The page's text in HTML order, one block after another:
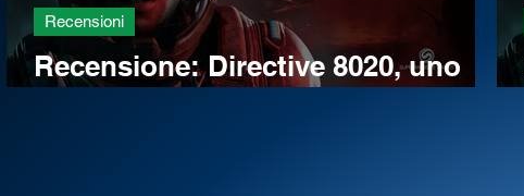
Recensione: Directive 8020, uno
Recensioni